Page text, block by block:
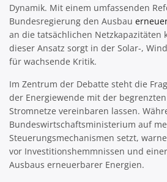
Dynamik. Mit einem umfassenden
Bundesregierung den Ausbau
an die tatsächlichen Netzkapazitäten
dieser Ansatz sorgt in der Solar-,
für wachsende Kritik.
Im Zentrum der Debatte steht die
der Energiewende mit der
Stromnetze vereinbaren lassen.
Bundeswirtschaftsministerium auf
Steuerungsmechanismen setzt,
vor Investitionshemmnissen und
Ausbaus erneuerbarer Energien.